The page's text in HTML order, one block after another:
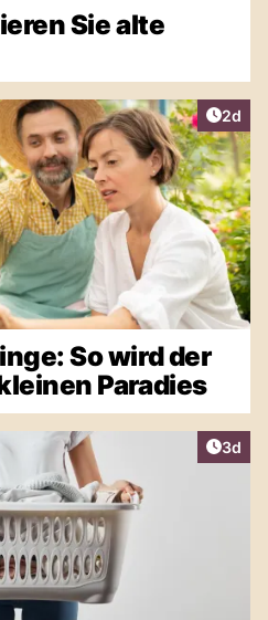
Sie alte
2d
So wird der
Paradies
3d